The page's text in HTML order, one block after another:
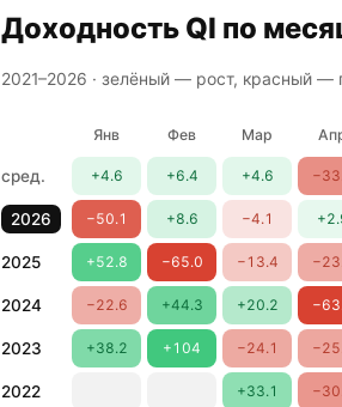
ДоходностьQI по
2021–2026 · зелёный — рост, красный —
Янв Фев Мар
сред. +4.6 +6.4 +4.6
2026 −50.1 +8.6 −4.1
2025 +52.8 −65.0 −13.4
2024 −22.6 +44.3 +20.2
2023 +38.2 +104 −24.1
2022 +33.1